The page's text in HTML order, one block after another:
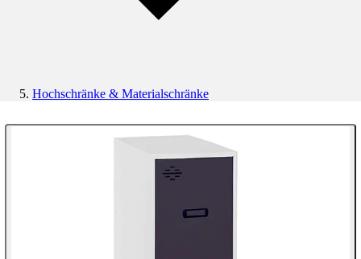
Hochschränke & Materialschränke